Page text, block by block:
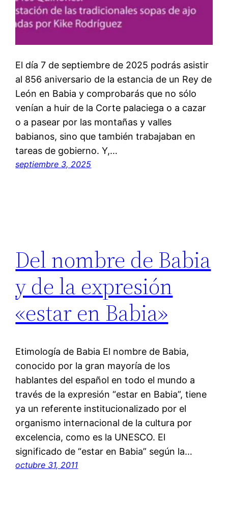
El día 7 de septiembre de 2025 podrás asistir
al 856 aniversario de la estancia de un Rey de
León en Babia y comprobarás que no sólo
venían a huir de la Corte palaciega o a cazar
o a pasear por las montañas y valles
babianos, sino que también trabajaban en
tareas de gobierno. Y,…
septiembre 3, 2025
Del nombre de Babia
y de la expresión
«estar en Babia»
Etimología de Babia El nombre de Babia,
conocido por la gran mayoría de los
hablantes del español en todo el mundo a
través de la expresión “estar en Babia”, tiene
ya un referente institucionalizado por el
organismo internacional de la cultura por
excelencia, como es la UNESCO. El
significado de “estar en Babia” según la…
octubre 31, 2011